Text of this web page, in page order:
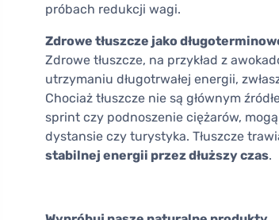
próbach redukcji wagi.
Zdrowe tłuszcze jako
Zdrowe tłuszcze, na przykład z
utrzymaniu długotrwałej energii,
Chociaż tłuszcze nie są głównym
sprint czy podnoszenie ciężarów,
dystansie czy turystyka. Tłuszcze
stabilnej energii przez dłuższy czas.